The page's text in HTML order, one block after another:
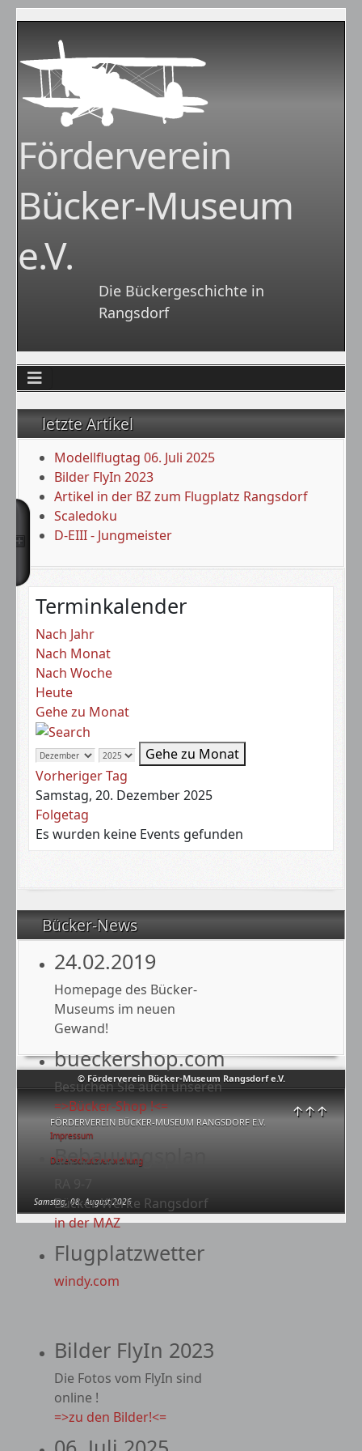
Förderverein
Bücker-Museum
e.V.
Die Bückergeschichte in
Rangsdorf
© Förderverein Bücker-Museum Rangsdorf e.V.
↑↑↑
FÖRDERVEREIN BÜCKER-MUSEUM RANGSDORF E.V.
Impressum
Datenschutzverordnung
Samstag, 08. August 2026
letzte Artikel
Modellflugtag 06. Juli 2025
Bilder FlyIn 2023
Artikel in der BZ zum Flugplatz Rangsdorf
Scaledoku
D-EIII - Jungmeister
Bücker-News
24.02.2019
Homepage des Bücker-
Museums im neuen
Gewand!
bueckershop.com
Besuchen Sie auch unseren
=>Bücker-Shop !<=
Bebauungsplan
Bücker-Werke Rangsdorf
in der MAZ
Flugplatzwetter
windy.com
Bilder FlyIn 2023
Die Fotos vom FlyIn sind
online !
=>zu den Bilder!<=
Terminkalender
Nach Jahr
Nach Monat
Nach Woche
Heute
Gehe zu Monat
Gehe zu Monat
Vorheriger Tag
Samstag, 20. Dezember 2025
Folgetag
Es wurden keine Events gefunden